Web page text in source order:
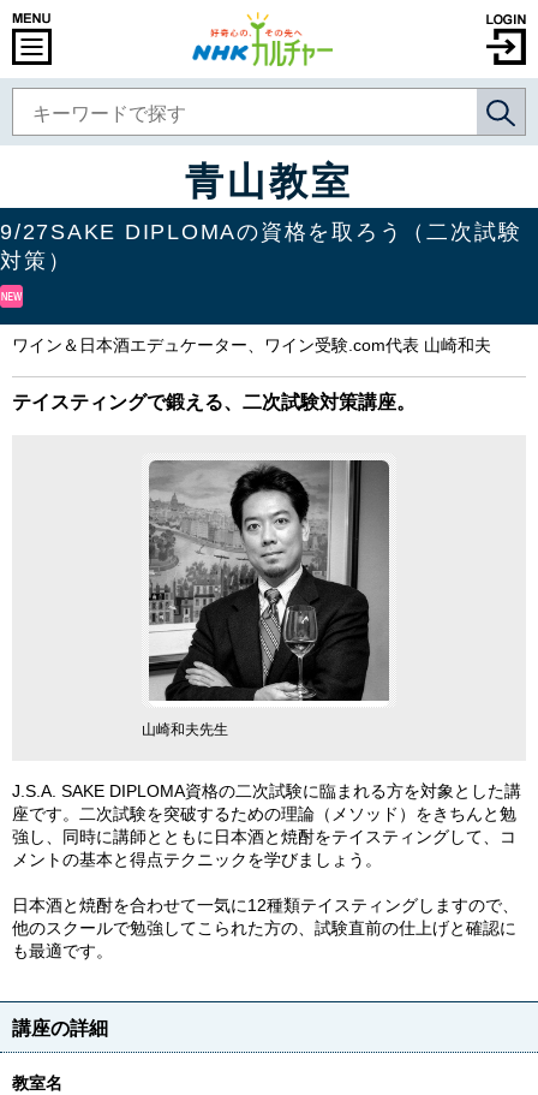
青山教室
9/27SAKE DIPLOMAの資格を取ろう（二次試験
対策）
ワイン＆日本酒エデュケーター、ワイン受験.com代表 山崎和夫
テイスティングで鍛える、二次試験対策講座。
山崎和夫先生
J.S.A. SAKE DIPLOMA資格の二次試験に臨まれる方を対象とした講
座です。二次試験を突破するための理論（メソッド）をきちんと勉
強し、同時に講師とともに日本酒と焼酎をテイスティングして、コ
メントの基本と得点テクニックを学びましょう。
日本酒と焼酎を合わせて一気に12種類テイスティングしますので、
他のスクールで勉強してこられた方の、試験直前の仕上げと確認に
も最適です。
講座の詳細
教室名